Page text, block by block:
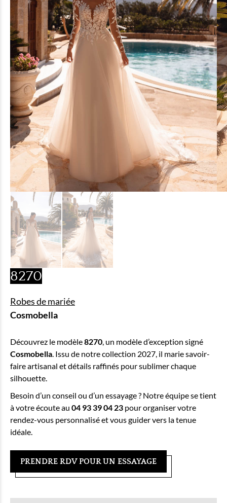
8270
Robes de mariée
Cosmobella
Découvrez le modèle8270 , un modèle d’exception signé
Cosmobella . Issu de notre collection 2027, il marie savoir-
faire artisanal et détails raffinés pour sublimer chaque
silhouette.
Besoin d’un conseil ou d’un essayage ? Notre équipe se tient
à votre écoute au 04 93 39 04 23 pour organiser votre
rendez-vous personnalisé et vous guider vers la tenue
idéale.
PRENDRE RDV POUR UN ESSAYAGE